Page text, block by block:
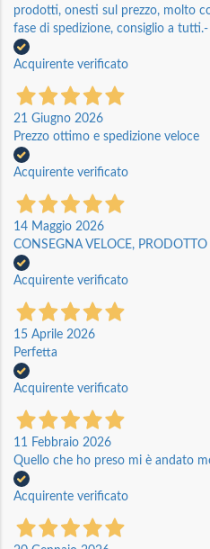
prodotti, onesti sul prezzo, molto
fase di spedizione, consiglio a tutti.-
Acquirente verificato
21 Giugno 2026
Prezzo ottimo e spedizione veloce
Acquirente verificato
14 Maggio 2026
CONSEGNA VELOCE,
Acquirente verificato
15 Aprile 2026
Perfetta
Acquirente verificato
11 Febbraio 2026
Quello che ho preso mi è andato
Acquirente verificato